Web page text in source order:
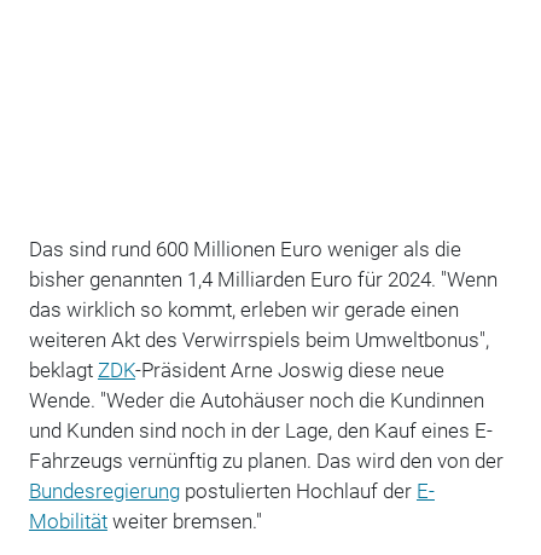
Das sind rund 600 Millionen Euro weniger als die
bisher genannten 1,4 Milliarden Euro für 2024. "Wenn
das wirklich so kommt, erleben wir gerade einen
weiteren Akt des Verwirrspiels beim Umweltbonus",
beklagt ZDK-Präsident Arne Joswig diese neue
Wende. "Weder die Autohäuser noch die Kundinnen
und Kunden sind noch in der Lage, den Kauf eines E-
Fahrzeugs vernünftig zu planen. Das wird den von der
Bundesregierungpostulierten Hochlauf der E-
Mobilitätweiter bremsen."